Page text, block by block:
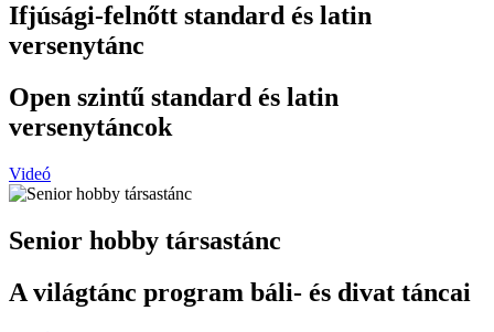
Ifjúsági-felnőtt standard és latin
versenytánc
Open szintű standard és latin
versenytáncok
Videó
Senior hobby társastánc
A világtánc program báli- és divat táncai